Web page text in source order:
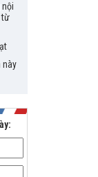
nội
từ
này